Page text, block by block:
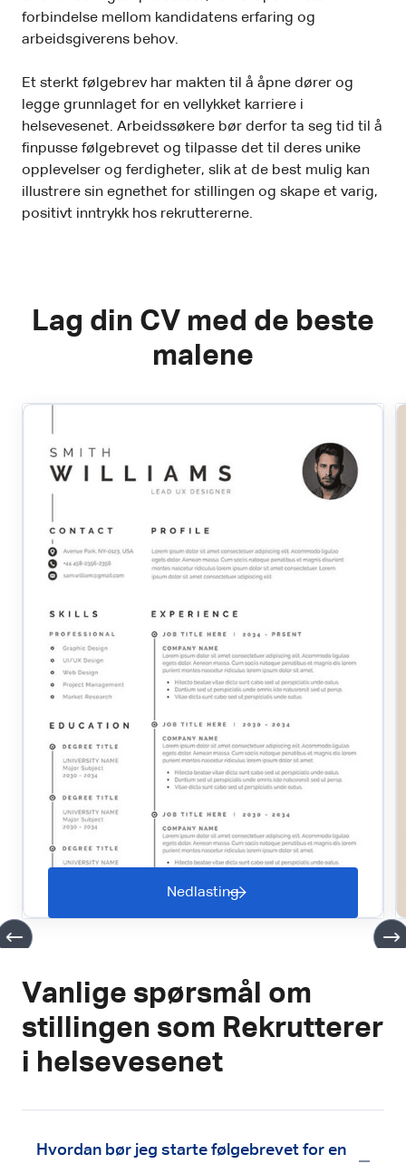
forbindelse mellom kandidatens erfaring og
arbeidsgiverens behov.
Et sterkt følgebrev har makten til å åpne dører og
legge grunnlaget for en vellykket karriere i
helsevesenet. Arbeidssøkere bør derfor ta seg tid til å
finpusse følgebrevet og tilpasse det til deres unike
opplevelser og ferdigheter, slik at de best mulig kan
illustrere sin egnethet for stillingen og skape et varig,
positivt inntrykk hos rekruttererne.
Lag din CV med de beste
malene
Nedlasting
Vanlige spørsmål om
stillingen som Rekrutterer
i helsevesenet
Hvordan bør jeg starte følgebrevet for en